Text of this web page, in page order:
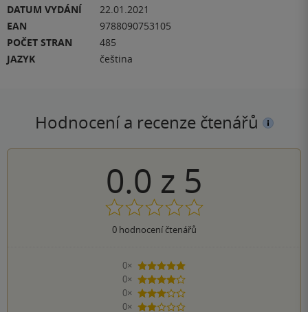
DATUM VYDÁNÍ
22.01.2021
EAN
9788090753105
POČET STRAN
485
JAZYK
čeština
Hodnocení a recenze čtenářů
0.0 z 5
0hodnocení čtenářů
0×
5 hvězdiček
0×
4 hvězdičky
0×
3 hvězdičky
0×
2 hvězdičky